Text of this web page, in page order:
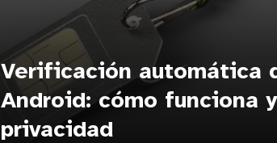
Verificación automática
Android: cómo funciona
privacidad